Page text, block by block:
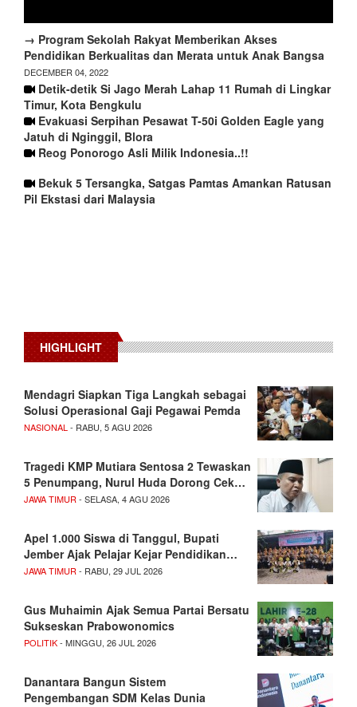
→ Program Sekolah Rakyat Memberikan Akses
Pendidikan Berkualitas dan Merata untuk Anak Bangsa
DECEMBER 04, 2022
Detik-detik Si Jago Merah Lahap 11 Rumah di Lingkar
Timur, Kota Bengkulu
Evakuasi Serpihan Pesawat T-50i Golden Eagle yang
Jatuh di Nginggil, Blora
Reog Ponorogo Asli Milik Indonesia..!!
Bekuk 5 Tersangka, Satgas Pamtas Amankan Ratusan
Pil Ekstasi dari Malaysia
HIGHLIGHT
Mendagri Siapkan Tiga Langkah sebagai
Solusi Operasional Gaji Pegawai Pemda
NASIONAL - RABU, 5 AGU 2026
Tragedi KMP Mutiara Sentosa 2 Tewaskan
5 Penumpang, Nurul Huda Dorong Cek…
JAWA TIMUR - SELASA, 4 AGU 2026
Apel 1.000 Siswa di Tanggul, Bupati
Jember Ajak Pelajar Kejar Pendidikan…
JAWA TIMUR - RABU, 29 JUL 2026
Gus Muhaimin Ajak Semua Partai Bersatu
Sukseskan Prabowonomics
POLITIK- MINGGU, 26 JUL 2026
Danantara Bangun Sistem
Pengembangan SDM Kelas Dunia